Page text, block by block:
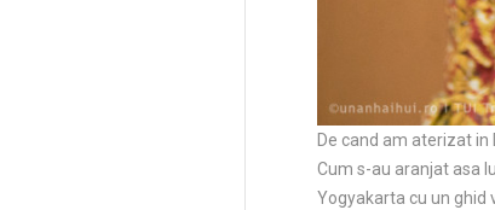
De cand am aterizat in
Cum s-au aranjat asa
Yogyakarta cu un ghid